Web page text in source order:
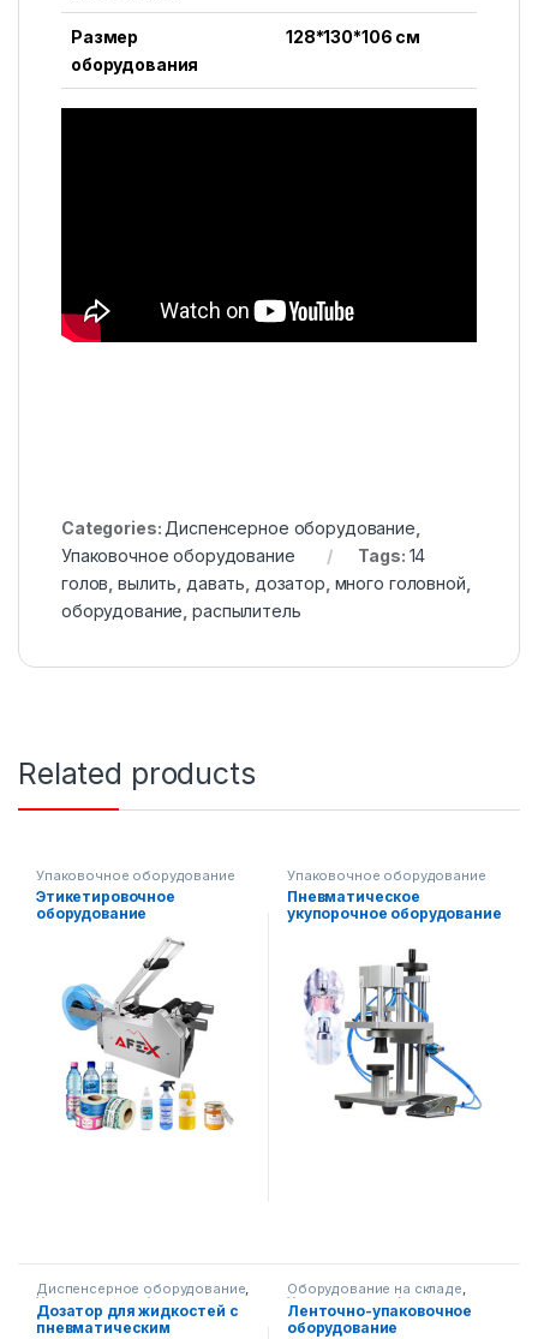
Размер
оборудования
128*130*106 см
Categories: Диспенсерное оборудование
Упаковочное оборудование
Tags: 14
голов ,вылить давать дозатор много головной
оборудование ,распылитель
Related products
Упаковочное оборудование
Этикетировочное
оборудование
Упаковочное оборудование
Пневматическое
укупорочное оборудование
Диспенсерное оборудование,
Упаковочное оборудование
Дозатор для жидкостей с
пневматическим
Оборудование на складе,
Упаковочное оборудование
Ленточно-упаковочное
оборудование